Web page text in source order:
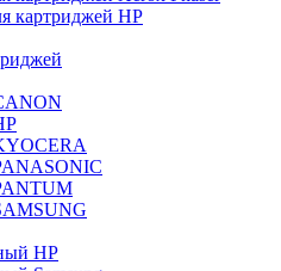
картриджей НР
HP